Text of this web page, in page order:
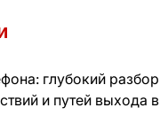
глубокий разбор
и путей выхода в